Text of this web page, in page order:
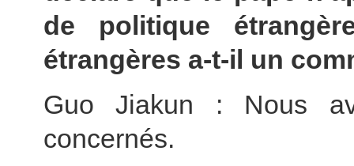
de politique
étrangères a-t-il un
Guo Jiakun : Nous
concernés.